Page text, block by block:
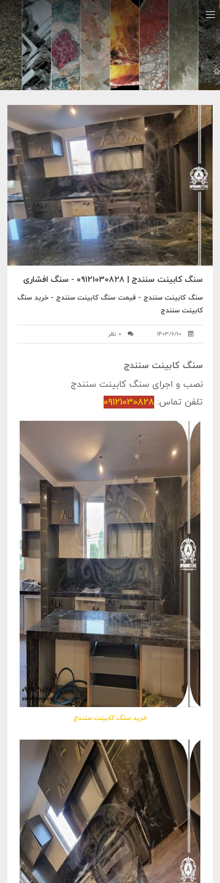
معرفي سايت ها سنگ اپن سنندج سنگ کابینت سنندج | 09121030828 - سنگ افشاری
سنگ کابینت سنندج | 09121030828 - سنگ افشاری
سنگ کابینت سنندج - قیمت سنگ کابینت سنندج - خرید سنگ
کابینت سنندج
1403/6/10 0 نظر
سنگ کابینت سنندج
نصب و اجرای سنگ کابینت سنندج
تلفن تماس: 09121030828
خرید سنگ کابینت سنندج